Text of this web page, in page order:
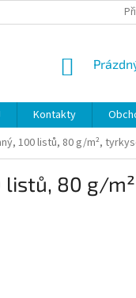
Kontakty
100 listů, 80 g/m²,
listů, 80 g/